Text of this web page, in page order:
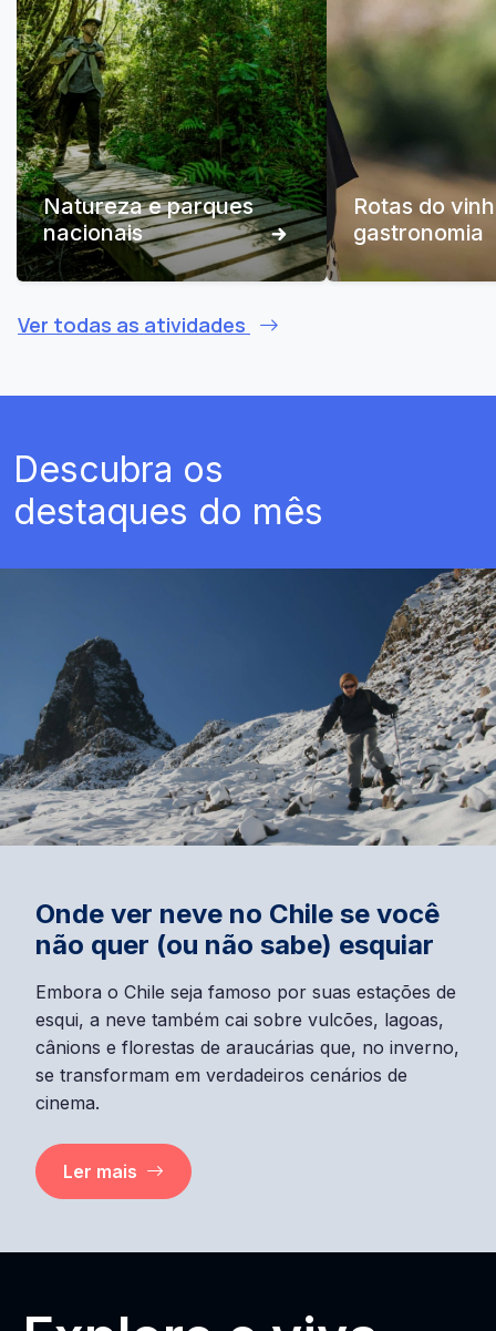
Natureza e parques
nacionais
Rotas do
gastronomia
Ver todas as atividades
Descubra os
destaques do mês
Onde ver neve no Chile se você
não quer (ou não sabe) esquiar
Embora o Chile seja famoso por suas estações de
esqui, a neve também cai sobre vulcões, lagoas,
cânions e florestas de araucárias que, no inverno,
se transformam em verdadeiros cenários de
cinema.
Ler mais